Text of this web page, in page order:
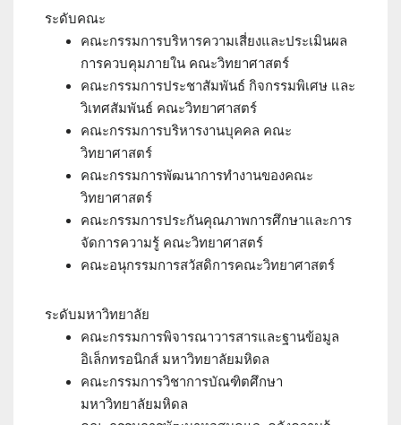
ระดับคณะ
คณะกรรมการบริหารความเสี่ยงและประเมินผล
การควบคุมภายใน คณะวิทยาศาสตร์
คณะกรรมการประชาสัมพันธ์ กิจกรรมพิเศษ และ
วิเทศสัมพันธ์ คณะวิทยาศาสตร์
คณะกรรมการบริหารงานบุคคล คณะ
วิทยาศาสตร์
คณะกรรมการพัฒนาการทำงานของคณะ
วิทยาศาสตร์
คณะกรรมการประกันคุณภาพการศึกษาและการ
จัดการความรู้ คณะวิทยาศาสตร์
คณะอนุกรรมการสวัสดิการคณะวิทยาศาสตร์
ระดับมหาวิทยาลัย
คณะกรรมการพิจารณาวารสารและฐานข้อมูล
อิเล็กทรอนิกส์ มหาวิทยาลัยมหิดล
คณะกรรมการวิชาการบัณฑิตศึกษา
มหาวิทยาลัยมหิดล